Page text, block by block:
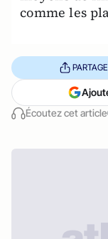
comme les
Écoutez cet article